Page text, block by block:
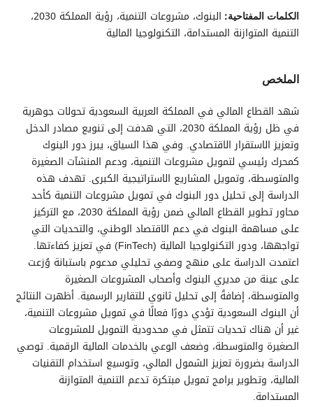
الكلمات المفتاحية:
البنوك، مشروعات التنمية، رؤية المملكة 2030،
التنمية المتوازنة المستدامة، التكنولوجيا المالية
الملخص
شهد القطاع المالي في المملكة العربية السعودية تحولات جوهرية
في ظل رؤية المملكة 2030، التي هدفت إلى تنويع مصادر الدخل
وتعزيز الاستقرار الاقتصادي. وفي هذا السياق، يبرز دور البنوك
كمحرك رئيسي لتمويل مشروعات التنمية، ودعم المنشآت الصغيرة
والمتوسطة، وتمويل المشاريع الاستراتيجية الكبرى. تهدف هذه
الدراسة إلى تحليل دور البنوك في تمويل مشروعات التنمية كأحد
محاور تطوير القطاع المالي ضمن رؤية المملكة 2030، مع التركيز
على مساهمة البنوك في دعم الاقتصاد الوطني، والتحديات التي
تواجهها، ودور التكنولوجيا المالية (FinTech) في تعزيز كفاءتها.
اعتمدت الدراسة على منهج وصفي تحليلي مدعوم باستبانة وُزعت
على عينة من مديري البنوك وأصحاب المشروعات الصغيرة
والمتوسطة، إضافةً إلى تحليل ثانوي للتقارير الرسمية. أظهرت النتائج
أن البنوك السعودية تؤدي دورًا فعالًا في تمويل مشروعات التنمية،
غير أن هناك تحديات تتمثل في محدودية التمويل للمشروعات
الصغيرة والمتوسطة، وضعف الوعي بالخدمات المالية الرقمية. توصي
الدراسة بضرورة تعزيز الشمول المالي، وتوسيع استخدام التقنيات
المالية، وتطوير برامج تمويل مبتكرة تدعم التنمية المتوازنة
المستدامة.